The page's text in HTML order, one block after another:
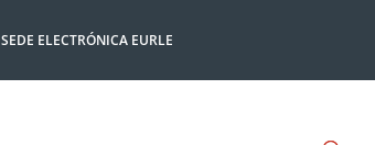
SEDE ELECTRÓNICA EURLE